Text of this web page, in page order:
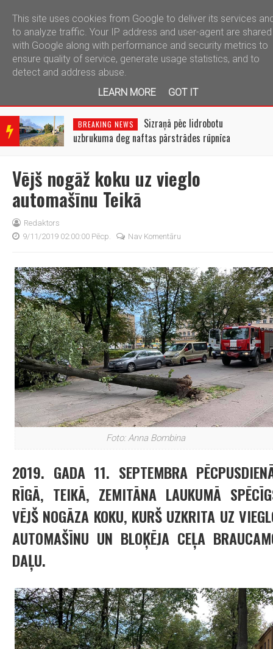
telegram
BRE
AKIN
NEW
BREAKING NEWS
Sizraņā pēc lidrobotu
uzbrukuma deg naftas pārstrādes rūpnīca
Vējš nogāž koku uz vieglo
automašīnu Teikā
Redaktors
9/11/2019 02:00:00 Pēcp.
Nav Komentāru
Foto: Anna Bombina
2019. GADA 11. SEPTEMBRA
RĪGĀ, TEIKĀ, ZEMITĀNA LAUKUMĀ
VĒJŠ NOGĀZA KOKU, KURŠ UZKRITA UZ
AUTOMAŠĪNU UN BLOĶĒJA CEĻA
DAĻU.
This site uses cookies from Google to deliver its services
to analyze traffic. Your IP address and user-agent are shared
with Google along with performance and security metrics to
ensure quality of service, generate usage statistics, and to
detect and address abuse.
LEARN MORE
GOT IT